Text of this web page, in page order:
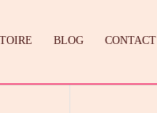
BLOG CONTACT